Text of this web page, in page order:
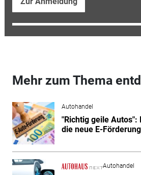
Mehr zum Thema
Autohandel
"Richtig geile Autos":
die neue E-Förderung
Autohandel